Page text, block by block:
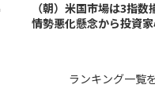
（朝）米国市場は3指
情勢悪化懸念から投資
ランキング一覧